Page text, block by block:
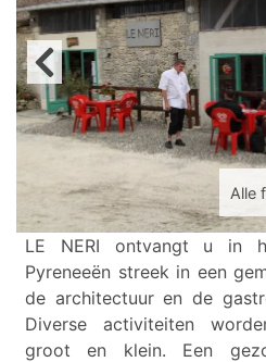
Alle
LE NERI ontvangt u in
Pyreneeën streek in een
de architectuur en de
Diverse activiteiten
groot en klein. Een